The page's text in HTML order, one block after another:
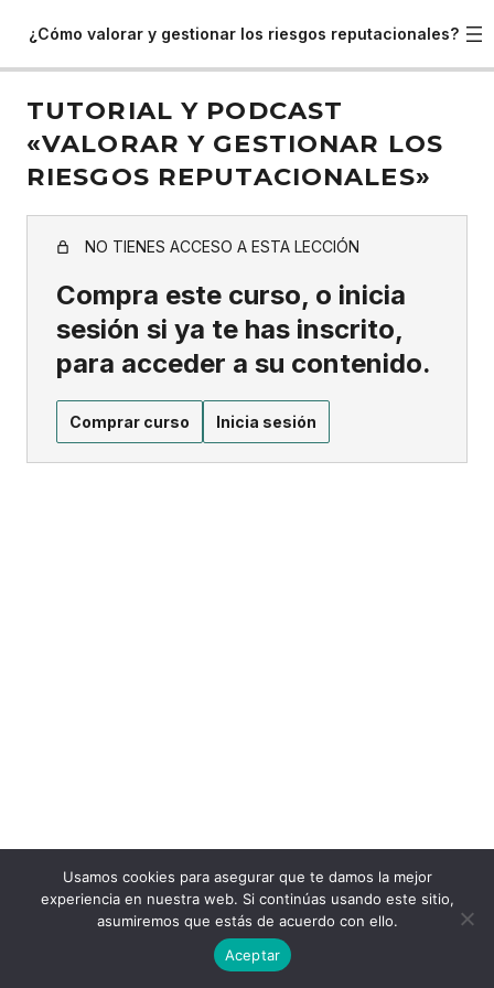
¿Cómo valorar y gestionar los riesgos reputacionales?
TUTORIAL Y PODCAST
«VALORAR Y GESTIONAR LOS
RIESGOS REPUTACIONALES»
NO TIENES ACCESO A ESTA LECCIÓN
Compra este curso, o inicia
sesión si ya te has inscrito,
para acceder a su contenido.
Comprar curso Inicia sesión
Usamos cookies para asegurar que te damos la mejor
experiencia en nuestra web. Si continúas usando este sitio,
asumiremos que estás de acuerdo con ello.
Aceptar